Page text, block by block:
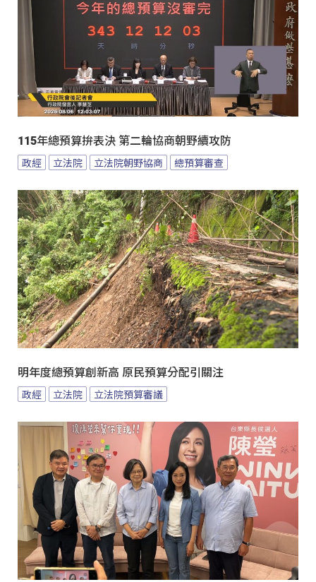
115年總預算拚表決 第二輪協商朝野續攻防
政經 立法院 立法院朝野協商 總預算審查
明年度總預算創新高 原民預算分配引關注
政經 立法院 立法院預算審議